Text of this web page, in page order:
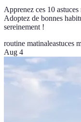
Apprenez ces 10
Adoptez de bonnes
sereinement !
routine matinaleastuces
Aug 4